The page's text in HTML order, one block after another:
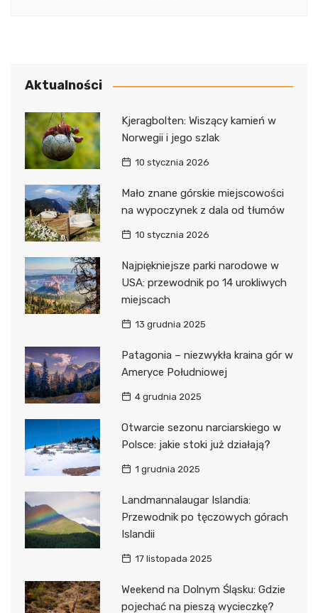
Aktualności
Kjeragbolten: Wiszący kamień w
Norwegii i jego szlak
10 stycznia 2026
Mało znane górskie miejscowości
na wypoczynek z dala od tłumów
10 stycznia 2026
Najpiękniejsze parki narodowe w
USA: przewodnik po 14 urokliwych
miejscach
13 grudnia 2025
Patagonia – niezwykła kraina gór w
Ameryce Południowej
4 grudnia 2025
Otwarcie sezonu narciarskiego w
Polsce: jakie stoki już działają?
1 grudnia 2025
Landmannalaugar Islandia:
Przewodnik po tęczowych górach
Islandii
17 listopada 2025
Weekend na Dolnym Śląsku: Gdzie
pojechać na pieszą wycieczkę?